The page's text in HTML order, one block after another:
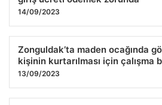
14/09/2023
Zonguldak’ta maden ocağında
kişinin kurtarılması için çalışma
13/09/2023